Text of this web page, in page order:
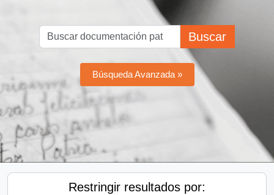
Buscar
Búsqueda Avanzada »
Restringir resultados por: